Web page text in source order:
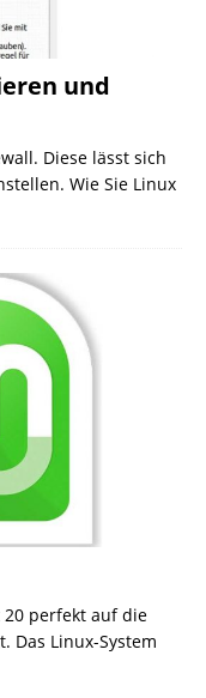
und
Diese lässt sich
Wie Sie Linux
perfekt auf die
Das Linux-System